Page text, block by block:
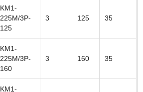
KM1-
225M/3P-
125
3 125 35
KM1-
225M/3P-
160
3 160 35
KM1-